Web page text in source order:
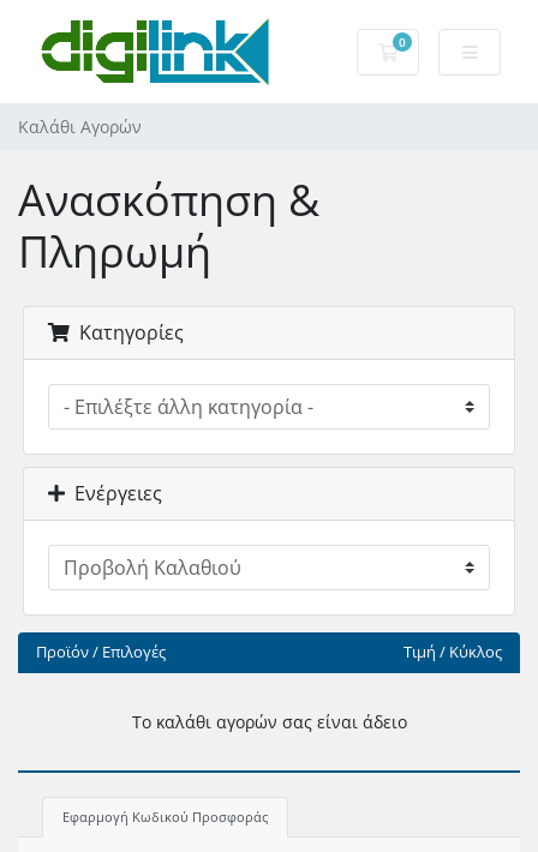
0
Καλάθι Αγορών
Καλάθι Αγορών
Ανασκόπηση &
Πληρωμή
Κατηγορίες
Ενέργειες
Προϊόν / Επιλογές Τιμή / Κύκλος
Το καλάθι αγορών σας είναι άδειο
Εφαρμογή Κωδικού Προσφοράς